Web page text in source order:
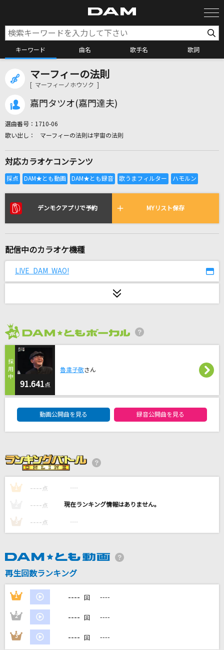
キーワード 曲名 歌手名 歌詞
カラオケ検索
カラオケ店舗検索
全国りれき
リアルタイムで歌われている曲の一覧
[生音]空も飛べるはず
茜光
syudou
[生音]My Revolution
雨あがりの夜空に
RCサクセション
[プロオケ]カラカラ
結束バンド
群青
YOASOBI
LOVE SONG
恋しさと せつなさと 心強さと
篠原涼子with t.komuro
DAMの新曲・ランキングなど
マーフィーの法則
[ マーフィーノホウソク ]
嘉門タツオ(嘉門達夫)
選曲番号： 1710-06
マーフィーの法則は宇宙の法則
対応カラオケコンテンツ
デンモクアプリで予約 MYリスト保存
配信中のカラオケ機種
LIVE DAM WAO!
91.641 点
魯粛子敬さん
動画公開曲を見る 録音公開曲を見る
1 ---- 点 ----
---- 点 ----
3 ---- 点 ----
再生回数ランキング
1 ---- 回 ----
2 ---- 回 ----
3 ---- 回 ----